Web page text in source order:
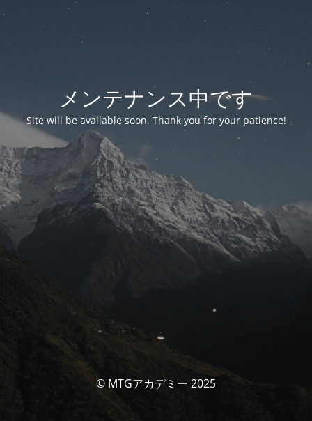
メンテナンス中です
Site will be available soon. Thank you for your patience!
© MTGアカデミー 2025